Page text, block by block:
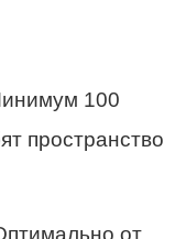
100
пространство
от